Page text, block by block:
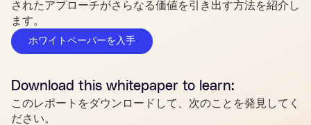
されたアプローチがさらなる価値を引き出す方法を紹介し
ます。
ホワイトペーパーを入手
Download this whitepaper to learn:
このレポートをダウンロードして、次のことを発見してく
ださい。